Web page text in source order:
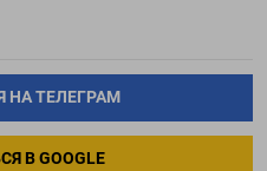
НА ТЕЛЕГРАМ
В GOOGLE